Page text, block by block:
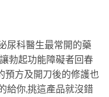
尿科醫生最常開的藥
勃起功能障礙者回春
預方及開刀後的修護也
給你,挑這產品就沒錯